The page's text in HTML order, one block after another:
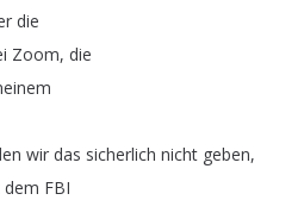
die
Zoom, die
wir das sicherlich nicht geben,
dem FBI